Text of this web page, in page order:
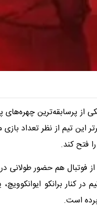
این تیم از نظر تعداد
فتح کند.
فوتبال هم حضور طولانی
در کنار برانکو
است.